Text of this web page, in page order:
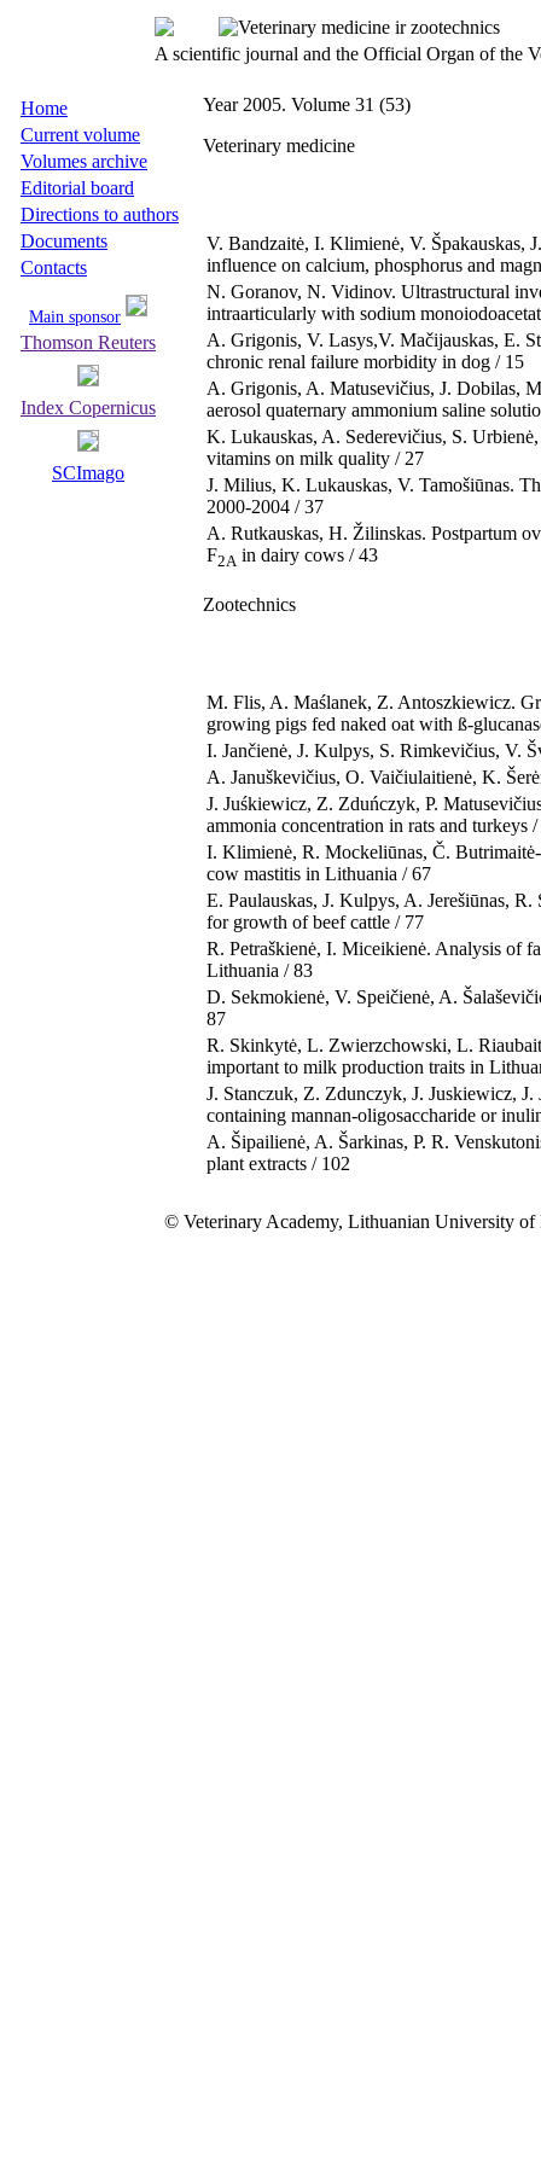
A scientific journal and the Official Organ of the
Home
Current volume
Volumes archive
Editorial board
Directions to authors
Documents
Contacts
Main sponsor
Thomson Reuters
Index Copernicus
SCImago
Year 2005. Volume 31 (53)
Veterinary medicine
V. Bandzaitė, I. Klimienė, V. Špakauskas,
influence on calcium, phosphorus and
N. Goranov, N. Vidinov. Ultrastructural
intraarticularly with sodium
A. Grigonis, V. Lasys,V. Mačijauskas, E.
chronic renal failure morbidity in dog / 15
A. Grigonis, A. Matusevičius, J. Dobilas,
aerosol quaternary ammonium saline
K. Lukauskas, A. Sederevičius, S.
vitamins on milk quality / 27
J. Milius, K. Lukauskas, V. Tamošiūnas.
2000-2004 / 37
A. Rutkauskas, H. Žilinskas. Postpartum
F2A in dairy cows / 43
Zootechnics
M. Flis, A. Maślanek, Z. Antoszkiewicz.
growing pigs fed naked oat with ß-
I. Jančienė, J. Kulpys, S. Rimkevičius, V.
A. Januškevičius, O. Vaičiulaitienė, K.
J. Juśkiewicz, Z. Zduńczyk, P.
ammonia concentration in rats and turkeys
I. Klimienė, R. Mockeliūnas, Č.
cow mastitis in Lithuania / 67
E. Paulauskas, J. Kulpys, A. Jerešiūnas,
for growth of beef cattle / 77
R. Petraškienė, I. Miceikienė. Analysis of
Lithuania / 83
D. Sekmokienė, V. Speičienė, A.
87
R. Skinkytė, L. Zwierzchowski, L.
important to milk production traits in
J. Stanczuk, Z. Zdunczyk, J. Juskiewicz,
containing mannan-oligosaccharide or
A. Šipailienė, A. Šarkinas, P. R.
plant extracts / 102
© Veterinary Academy, Lithuanian University of